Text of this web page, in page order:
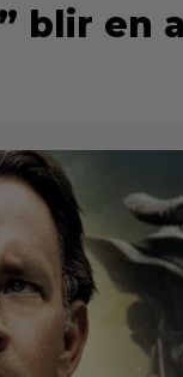
blir en